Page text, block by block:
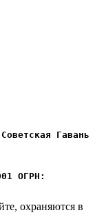
Гавань
ОГРН:
охраняются в